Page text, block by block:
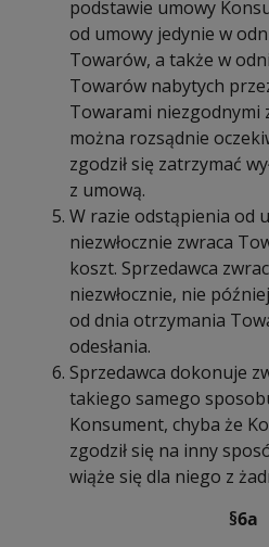
podstawie umowy
od umowy jedynie w
Towarów, a także w
Towarów nabytych
Towarami niezgodnymi
można rozsądnie
zgodził się zatrzymać
z umową.
W razie odstąpienia od
niezwłocznie zwraca
koszt. Sprzedawca
niezwłocznie, nie
od dnia otrzymania
odesłania.
Sprzedawca dokonuje
takiego samego
Konsument, chyba że
zgodził się na inny
wiąże się dla niego z
§6a